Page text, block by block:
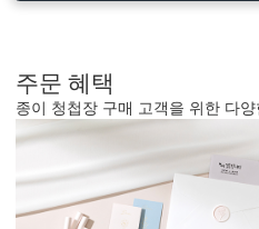
포토스티커
하트 모양으로 디자인된 예식일 부
제공하는 청첩장입니다.
주문 혜택
종이 청첩장 구매 고객을 위한 다